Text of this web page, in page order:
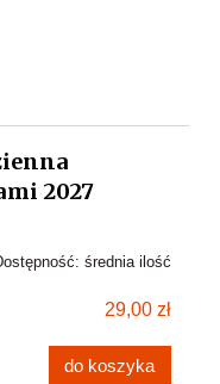
2027
średnia ilość
29,00 zł
do koszyka